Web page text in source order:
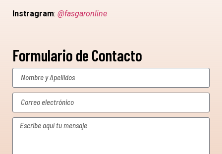
Instragram: @fasgaronline
Formulario de Contacto